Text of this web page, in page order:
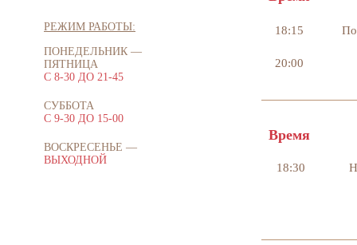
РЕЖИМ РАБОТЫ:
ПОНЕДЕЛЬНИК —
ПЯТНИЦА
С 8-30 ДО 21-45
СУББОТА
С 9-30 ДО 15-00
ВОСКРЕСЕНЬЕ —
ВЫХОДНОЙ
18:15
20:00
Время
18:30